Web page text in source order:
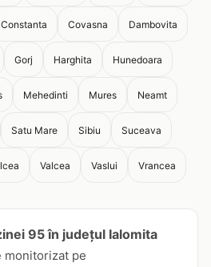
Constanta Covasna Dambovita
Gorj Harghita Hunedoara
Mehedinti Mures Neamt
Satu Mare Sibiu Suceava
Valcea Vaslui Vrancea
95 în județul Ialomita
monitorizat pe